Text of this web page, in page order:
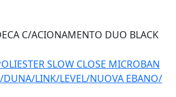
C/ACIONAMENTO DUO BLACK